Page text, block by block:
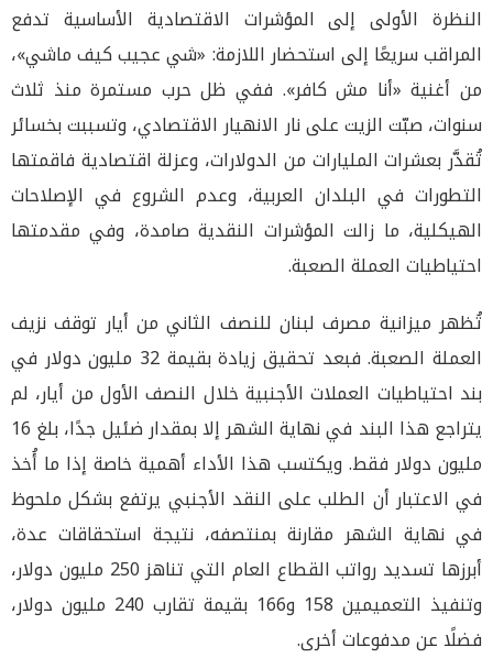
النظرة الأولى إلى المؤشرات الاقتصادية الأساسية تدفع
المراقب سريعًا إلى استحضار اللازمة: «شي عجيب كيف ماشي»،
من أغنية «أنا مش كافر». ففي ظل حرب مستمرة منذ ثلاث
سنوات، صبّت الزيت على نار الانهيار الاقتصادي، وتسببت بخسائر
تُقدَّر بعشرات المليارات من الدولارات، وعزلة اقتصادية فاقمتها
التطورات في البلدان العربية، وعدم الشروع في الإصلاحات
الهيكلية، ما زالت المؤشرات النقدية صامدة، وفي مقدمتها
احتياطيات العملة الصعبة.
تُظهر ميزانية مصرف لبنان للنصف الثاني من أيار توقف نزيف
العملة الصعبة. فبعد تحقيق زيادة بقيمة 32 مليون دولار في
بند احتياطيات العملات الأجنبية خلال النصف الأول من أيار، لم
يتراجع هذا البند في نهاية الشهر إلا بمقدار ضئيل جدًا، بلغ 16
مليون دولار فقط. ويكتسب هذا الأداء أهمية خاصة إذا ما أُخذ
في الاعتبار أن الطلب على النقد الأجنبي يرتفع بشكل ملحوظ
في نهاية الشهر مقارنة بمنتصفه، نتيجة استحقاقات عدة،
أبرزها تسديد رواتب القطاع العام التي تناهز 250 مليون دولار،
وتنفيذ التعميمين 158 و166 بقيمة تقارب 240 مليون دولار،
فضلًا عن مدفوعات أخرى.